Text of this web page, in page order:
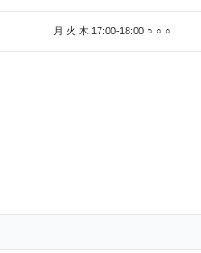
月 火 木 17:00-18:00 ○ ○ ○